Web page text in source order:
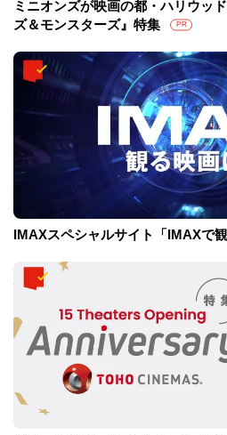
ミニオンズが映画の都・ハリウッ
ズ＆モンスターズ』特集
PR
IMAXスペシャルサイト「IMAXで